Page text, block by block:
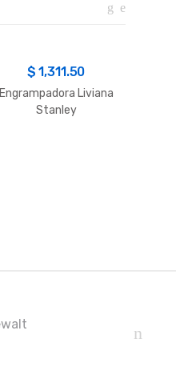
$1,311.50
Engrampadora Liviana
Stanley